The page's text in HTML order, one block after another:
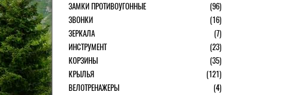
ЗАМКИ ПРОТИВОУГОННЫЕ
(96)
ЗВОНКИ
(16)
ЗЕРКАЛА
(7)
ИНСТРУМЕНТ
(23)
КОРЗИНЫ
(35)
КРЫЛЬЯ
(121)
ВЕЛОТРЕНАЖЕРЫ
(4)